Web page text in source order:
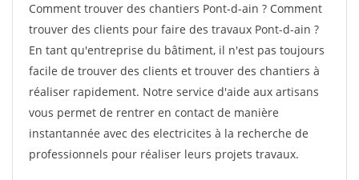
Comment trouver des chantiers Pont-d-ain ? Comment
trouver des clients pour faire des travaux Pont-d-ain ?
En tant qu'entreprise du bâtiment, il n'est pas toujours
facile de trouver des clients et trouver des chantiers à
réaliser rapidement. Notre service d'aide aux artisans
vous permet de rentrer en contact de manière
instantannée avec des electricites à la recherche de
professionnels pour réaliser leurs projets travaux.